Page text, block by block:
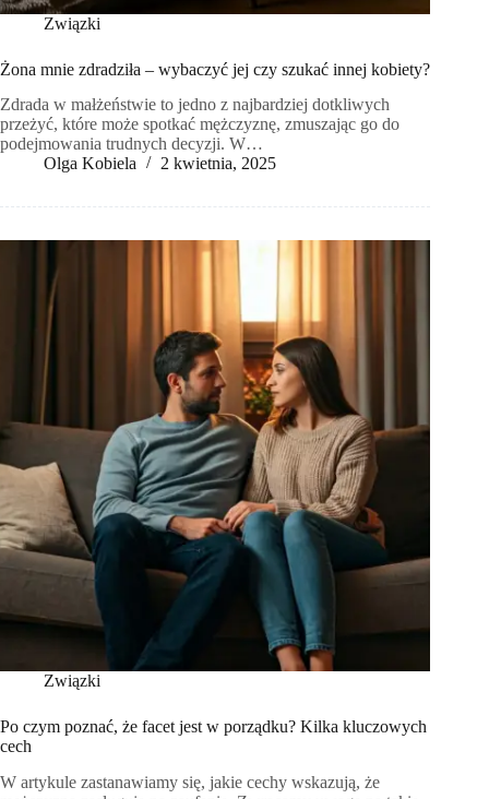
Związki
Żona mnie zdradziła – wybaczyć jej czy szukać innej kobiety?
Zdrada w małżeństwie to jedno z najbardziej dotkliwych
przeżyć, które może spotkać mężczyznę, zmuszając go do
podejmowania trudnych decyzji. W…
Olga Kobiela
2 kwietnia, 2025
Związki
Po czym poznać, że facet jest w porządku? Kilka kluczowych
cech
W artykule zastanawiamy się, jakie cechy wskazują, że